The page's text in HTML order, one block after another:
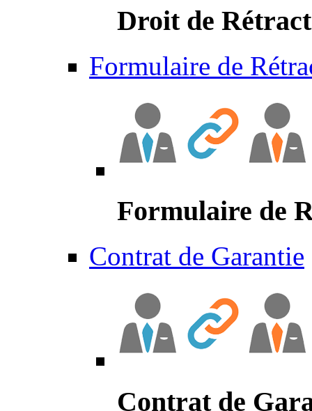
Droit de
Formulaire de
Formulaire de
Contrat de Garantie
Contrat de